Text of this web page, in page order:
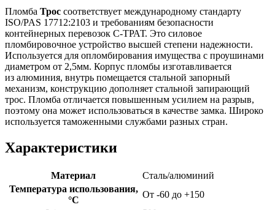
Пломба Трос соответствует международному стандарту
ISO/PAS 17712:2103 и требованиям безопасности
контейнерных перевозок С-ТРАТ. Это силовое
пломбировочное устройство высшей степени надежности.
Используется для опломбирования имущества с проушинами
диаметром от 2,5мм. Корпус пломбы изготавливается
из алюминия, внутрь помещается стальной запорный
механизм, конструкцию дополняет стальной запирающий
трос. Пломба отличается повышенным усилием на разрыв,
поэтому она может использоваться в качестве замка. Широко
используется таможенными службами разных стран.
Характеристики
Материал
Сталь/алюминий
Температура использования,
°C
От -60 до +150